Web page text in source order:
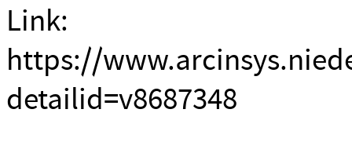
Link:
https://
detailid=v8687348